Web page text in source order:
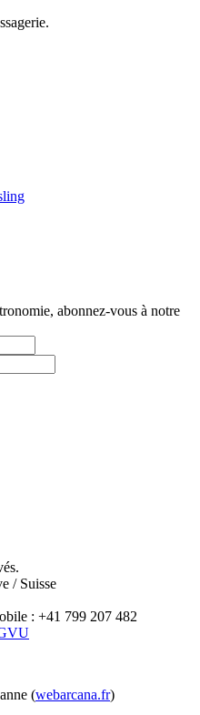
abonnez-vous à notre
X
/ Suisse
: +41 799 207 482
(webarcana.fr)